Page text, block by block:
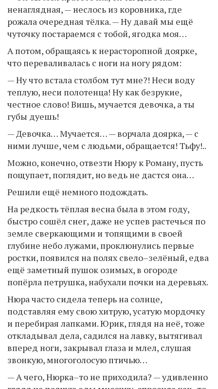
ненаглядная, — неслось из коровника, где
рожала очередная тёлка. — Ну давай мы ещё
чуточку постараемся с тобой, ягодка моя…
А потом, обращаясь к нерасторопной доярке,
что переваливалась с ноги на ногу рядом:
— Ну что встала столбом тут мне?! Неси воду
теплую, неси полотенца! Ну как безрукие,
честное слово! Вишь, мучается девочка, а ты
губы дуешь!
— Девочка… Мучается… — ворчала доярка, — с
ними лучше, чем с людьми, обращается! Тьфу!..
Можно, конечно, отвезти Нюру к Роману, пусть
пощупает, поглядит, но ведь не дастся она…
Решили ещё немного подождать.
На редкость тёплая весна была в этом году,
быстро сошёл снег, даже не успев растечься по
земле сверкающими и топящими в своей
глубине небо лужами, проклюнулись первые
ростки, появился на полях свело–зелёный, едва
ещё заметный пушок озимых, в огороде
попёрла петрушка, набухали почки на деревьях.
Нюра часто сидела теперь на солнце,
подставляя ему свою хитрую, усатую мордочку
и перебирая лапками. Юрик, глядя на неё, тоже
откладывал дела, садился на лавку, вытягивал
вперед ноги, закрывал глаза и млел, слушая
звонкую, многоголосую птичью…
— А чего, Нюрка–то не приходила? — удивленно